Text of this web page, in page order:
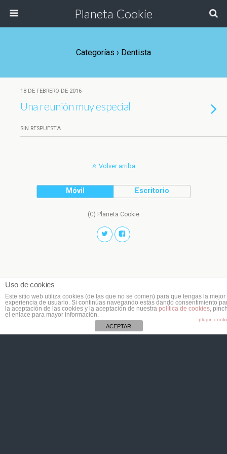
Planeta Cookie
Categorías › Dentista
18 DE FEBRERO DE 2016
Una reunión muy especial
SIN RESPUESTA
Volver arriba
Móvil Escritorio
(C) Planeta Cookie
Uso de cookies
Este sitio web utiliza cookies (de las que no se comen) para que tengas la mejor
experiencia de usuario. Si continúas navegando estás dando consentimiento
la aceptación de las cookies y la aceptación de nuestra política de cookies,
el enlace para mayor información.
plugin
ACEPTAR